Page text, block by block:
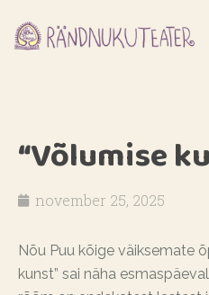
“Võlumise
november 25, 2025
Nõu Puu kõige väiksemate
kunst” sai näha